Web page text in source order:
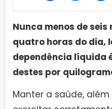
Nunca menos de
quatro horas do dia,
dependência líquida
destes por
Manter a saúde,